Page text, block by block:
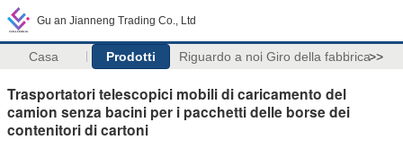
Gu an Jianneng Trading Co., Ltd
Casa Prodotti Riguardo a noi Giro della fabbrica>>
Trasportatori telescopici mobili di caricamento del
camion senza bacini per i pacchetti delle borse dei
contenitori di cartoni